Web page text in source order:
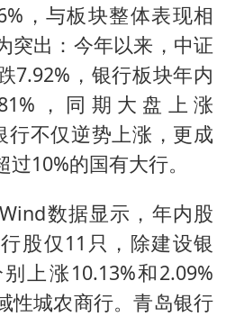
，与板块整体表现相
突出：今年以来，中证
7.92%，银行板块年内
，同期大盘上涨
行不仅逆势上涨，更成
10%的国有大行。
数据显示，年内股
股仅11只，除建设银
上涨10.13%和2.09%
性城农商行。青岛银行